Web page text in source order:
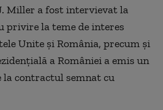
Miller a fost intervievat la
privire la teme de interes
Unite şi România, precum şi
a României a emis un
contractul semnat cu